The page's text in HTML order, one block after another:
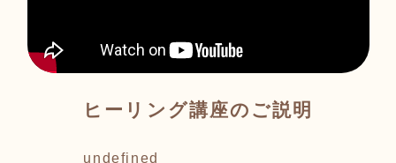
ヒーリング講座のご説明
undefined